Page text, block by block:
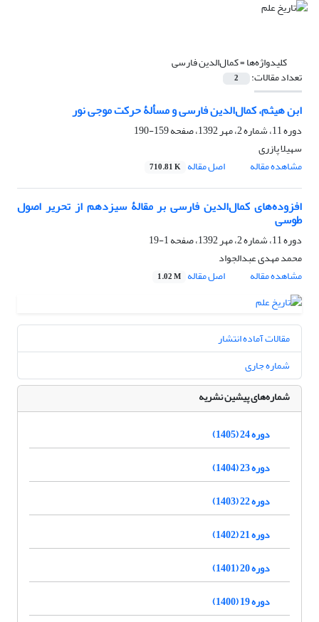
کلیدواژه‌ها =کمال‌الدین فارسی
تعداد مقالات: 2
ابن هیثم، کمال‌الدین فارسی و مسألۀ حرکت موجی نور
دوره 11، شماره 2، مهر 1392، صفحه
159-190
سهیلا پازری
مشاهده مقاله
اصل مقاله 710.81 K
افزوده‌های کمال‌الدین فارسی بر مقالۀ سیزدهم از تحریر اصول
طوسی
دوره 11، شماره 2، مهر 1392، صفحه
1-19
محمد مهدی عبدالجواد
مشاهده مقاله
اصل مقاله 1.02 M
مقالات آماده انتشار
شماره جاری
شماره‌های پیشین نشریه
دوره 24 (1405)
دوره 23 (1404)
دوره 22 (1403)
دوره 21 (1402)
دوره 20 (1401)
دوره 19 (1400)